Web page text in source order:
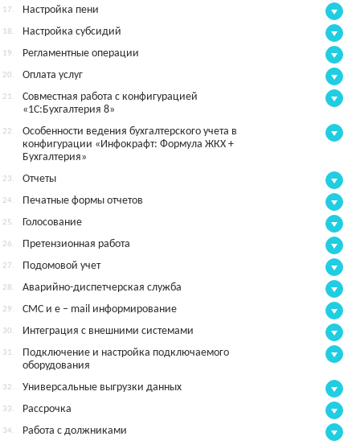
17. Настройка пени
18. Настройка субсидий
19. Регламентные операции
20. Оплата услуг
21.
Совместная работа с конфигурацией
«1С:Бухгалтерия 8»
22.
Особенности ведения бухгалтерского учета в
конфигурации «Инфокрафт: Формула ЖКХ +
Бухгалтерия»
23. Отчеты
24. Печатные формы отчетов
25. Голосование
26. Претензионная работа
27. Подомовой учет
28. Аварийно-диспетчерская служба
29. СМС и e – mail информирование
30. Интеграция с внешними системами
31.
Подключение и настройка подключаемого
оборудования
32. Универсальные выгрузки данных
33. Рассрочка
34. Работа с должниками